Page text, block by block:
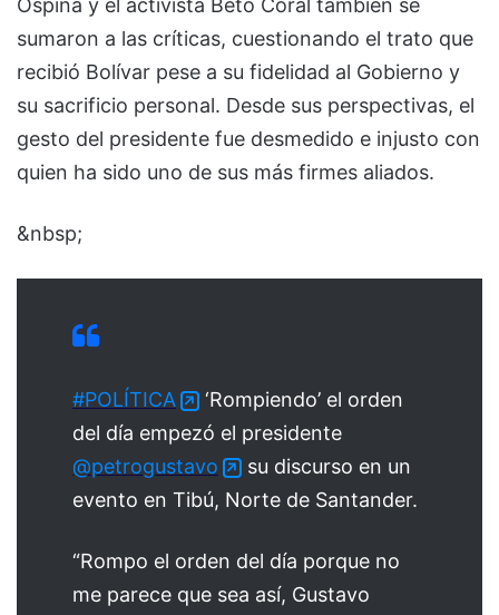
Ospina y el activista Beto Coral también se
sumaron a las críticas, cuestionando el trato que
recibió Bolívar pese a su fidelidad al Gobierno y
su sacrificio personal. Desde sus perspectivas, el
gesto del presidente fue desmedido e injusto con
quien ha sido uno de sus más firmes aliados.
&nbsp;
#POLÍTICA
‘Rompiendo’ el orden
del día empezó el presidente
@petrogustavo
su discurso en un
evento en Tibú, Norte de Santander.
“Rompo el orden del día porque no
me parece que sea así, Gustavo